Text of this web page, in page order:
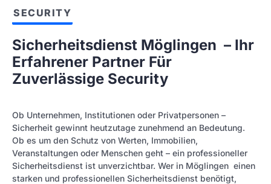
SECURITY
Sicherheitsdienst Möglingen – Ihr
Erfahrener Partner Für
Zuverlässige Security
Ob Unternehmen, Institutionen oder Privatpersonen –
Sicherheit gewinnt heutzutage zunehmend an Bedeutung.
Ob es um den Schutz von Werten, Immobilien,
Veranstaltungen oder Menschen geht – ein professioneller
Sicherheitsdienst ist unverzichtbar. Wer in Möglingen einen
starken und professionellen Sicherheitsdienst benötigt,